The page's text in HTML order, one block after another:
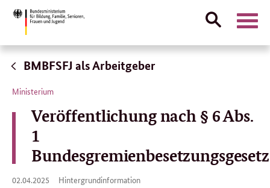
Direktlink:
Suche
BMBFSFJ als Arbeitgeber
Ministerium
Veröffentlichung nach § 6 Abs.
1
Bundesgremienbesetzungsgesetz
02.04.2025
02.Hintergrundinformation